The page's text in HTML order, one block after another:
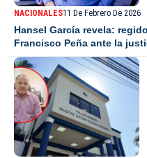
NACIONALES11 De Febrero De 2026
Hansel García revela:
Francisco Peña ante la